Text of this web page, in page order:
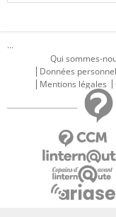
...
Qui sommes-
Données
Mentions légales